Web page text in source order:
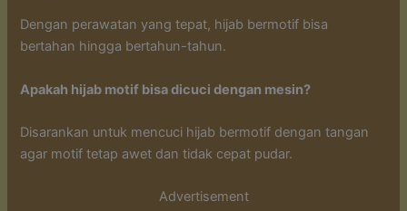
Dengan perawatan yang tepat, hijab bermotif bisa
bertahan hingga bertahun-tahun.
Apakah hijab motif bisa dicuci dengan mesin?
Disarankan untuk mencuci hijab bermotif dengan tangan
agar motif tetap awet dan tidak cepat pudar.
Advertisement